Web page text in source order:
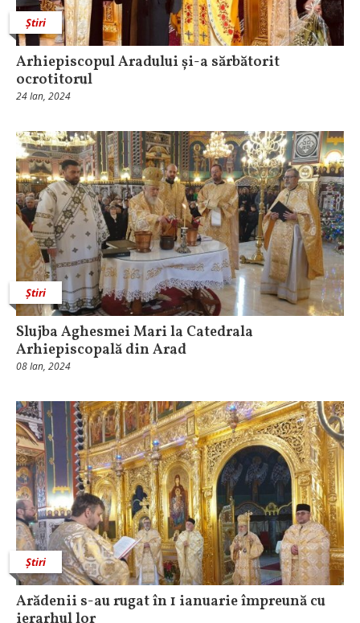
Știri
Arhiepiscopul Aradului și-a sărbătorit
ocrotitorul
24 Ian, 2024
Știri
Slujba Aghesmei Mari la Catedrala
Arhiepiscopală din Arad
08 Ian, 2024
Știri
Arădenii s-au rugat în 1 ianuarie împreună cu